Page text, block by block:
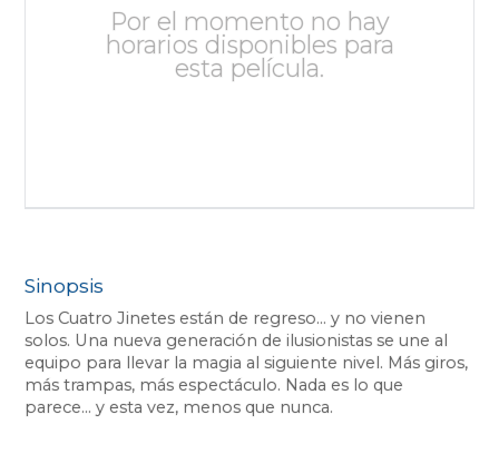
Por el momento no hay
horarios disponibles para
esta película.
Sinopsis
Los Cuatro Jinetes están de regreso… y no vienen
solos. Una nueva generación de ilusionistas se une al
equipo para llevar la magia al siguiente nivel. Más giros,
más trampas, más espectáculo. Nada es lo que
parece... y esta vez, menos que nunca.